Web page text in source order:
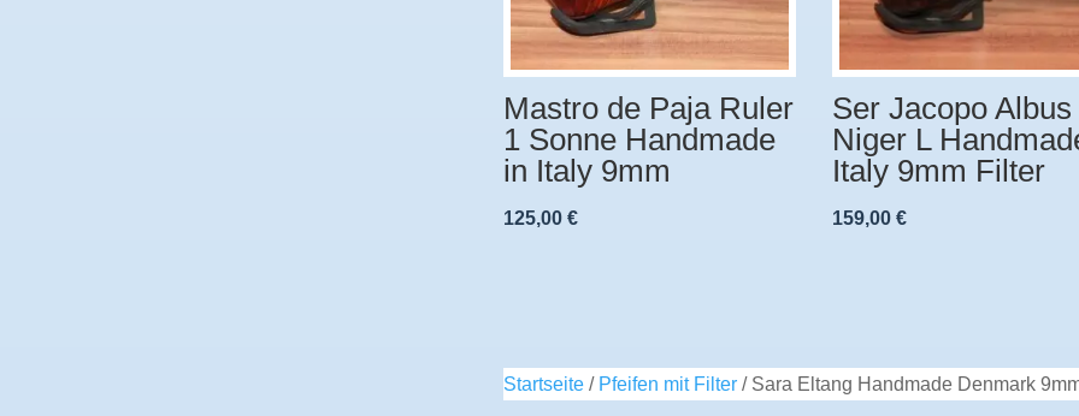
Mastro de Paja Ruler
1 Sonne Handmade
in Italy 9mm
125,00 €
Ser Jacopo Albus
Niger L
Italy 9mm Filter
159,00€
Startseite/ Pfeifen mit Filter/ Sara Eltang Handmade Denmark